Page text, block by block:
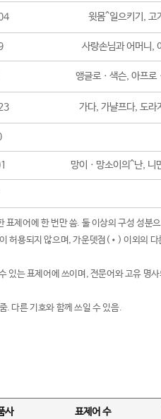
윗몸^일으키기, 고
사랑손님과 어머니,
앵글로ㆍ색슨, 아프로
가다, 가냘프다, 도라
망이ㆍ망소이의^난, 니
제어에 한 번만 씀. 둘 이상의 구성 성분으
허용되지 않으며, 가운뎃점(•) 이외의 다
는 표제어에 쓰이며, 전문어와 고유 명사
. 다른 기호와 함께 쓰일 수 있음.
사 표제어 수